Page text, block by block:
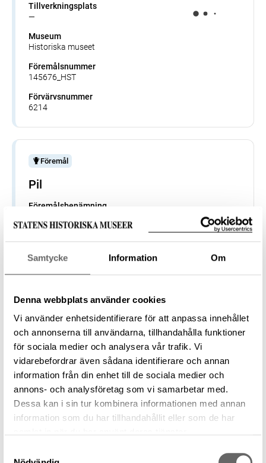
Samtycke Information Om
Denna webbplats använder cookies
Vi använder enhetsidentifierare för att anpassa innehållet
och annonserna till användarna, tillhandahålla funktioner
för sociala medier och analysera vår trafik. Vi
vidarebefordrar även sådana identifierare och annan
information från din enhet till de sociala medier och
annons- och analysföretag som vi samarbetar med.
Dessa kan i sin tur kombinera informationen med annan
information som du har tillhandahållit eller som de har
Tillverkningsplats
—
Museum
Historiska museet
Föremålsnummer
145676_HST
Förvärvsnummer
6214
Föremål
Pil
Föremålsbenämning
Datering
9500 f.Kr. – 4000 f.Kr.
Tillverkningsplats
Historiska museet
Föremålsnummer
Förvärvsnummer